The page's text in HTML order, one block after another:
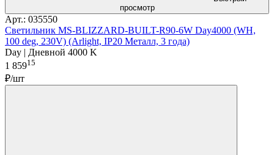
просмотр
Арт.: 035550
Светильник MS-BLIZZARD-BUILT-R90-6W Day4000 (WH,
100 deg, 230V) (Arlight, IP20 Металл, 3 года)
Day | Дневной 4000 K
1 85915
₽/шт